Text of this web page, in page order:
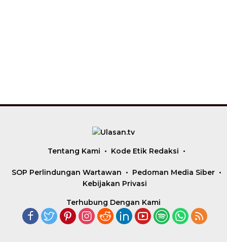
Tentang Kami Kode Etik Redaksi
SOP Perlindungan Wartawan
Pedoman Media Siber
Kebijakan Privasi
Terhubung Dengan Kami